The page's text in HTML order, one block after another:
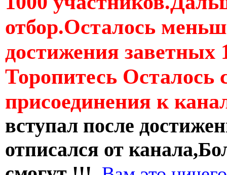
отбор.Осталось
достижения заветных
Торопитесь Осталось
присоединения к
вступал после
отписался от